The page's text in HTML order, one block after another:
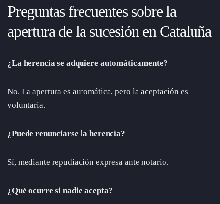
Preguntas frecuentes sobre la
apertura de la sucesión en Cataluña
¿La herencia se adquiere automáticamente?
No. La apertura es automática, pero la aceptación es
voluntaria.
¿Puede renunciarse la herencia?
Sí, mediante repudiación expresa ante notario.
¿Qué ocurre si nadie acepta?